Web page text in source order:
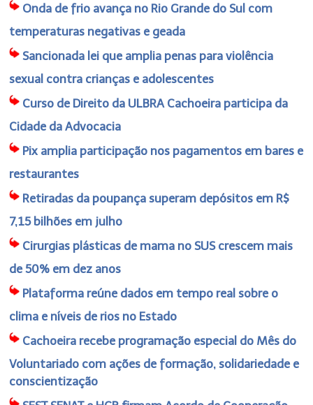
Onda de frio avança no Rio Grande do Sul com
temperaturas negativas e geada
Sancionada lei que amplia penas para violência
sexual contra crianças e adolescentes
Curso de Direito da ULBRA Cachoeira participa da
Cidade da Advocacia
Pix amplia participação nos pagamentos em bares e
restaurantes
Retiradas da poupança superam depósitos em R$
7,15 bilhões em julho
Cirurgias plásticas de mama no SUS crescem mais
de 50% em dez anos
Plataforma reúne dados em tempo real sobre o
clima e níveis de rios no Estado
Cachoeira recebe programação especial do Mês do
Voluntariado com ações de formação, solidariedade e
conscientização